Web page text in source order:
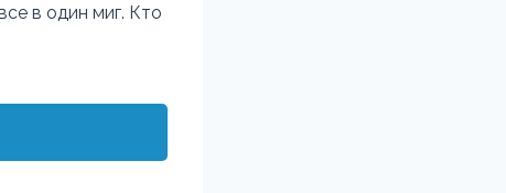
в один миг. Кто